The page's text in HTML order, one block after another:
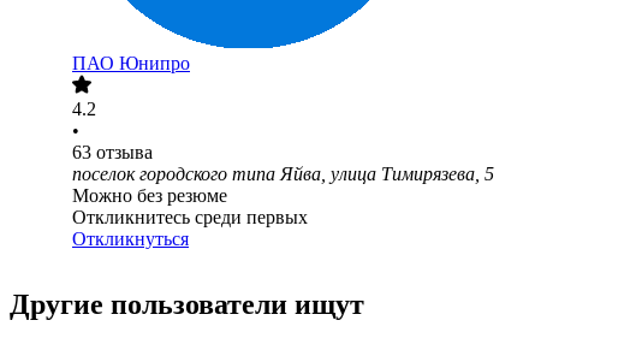
ПАО Юнипро
4.2
•
63 отзыва
поселок городского типа Яйва, улица Тимирязева, 5
Можно без резюме
Откликнитесь среди первых
Откликнуться
Другие пользователи ищут